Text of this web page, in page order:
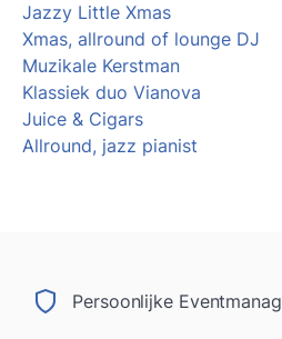
Jazzy Little Xmas
Xmas, allround of lounge DJ
Muzikale Kerstman
Klassiek duo Vianova
Juice & Cigars
Allround, jazz pianist
Persoonlijke